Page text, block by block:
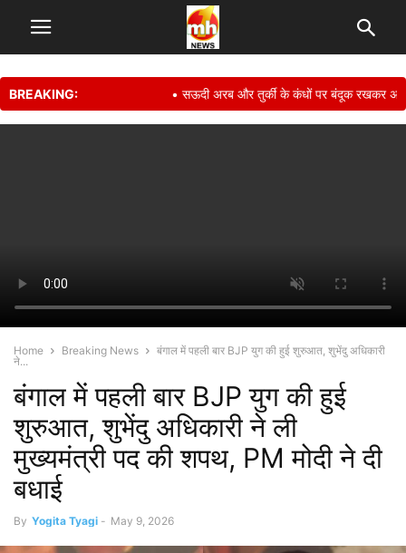
BREAKING: • सऊदी अरब और तुर्की के कंधों पर बंदूक रखकर अपनी
Home Breaking News
बंगाल में पहली बार BJP युग की हुई शुरुआत, शुभेंदु अधिकारी
ने...
बंगाल में पहली बार BJP युग की हुई
शुरुआत, शुभेंदु अधिकारी ने ली
मुख्यमंत्री पद की शपथ, PM मोदी ने दी
बधाई
By Yogita Tyagi - May 9, 2026